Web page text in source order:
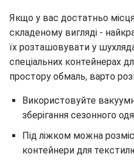
Якщо у вас достатньо
складеному вигляді -
їх розташовувати у
спеціальних контейнерах
простору обмаль, варто
Використовуйте
зберігання сезонного
Під ліжком можна
контейнери для